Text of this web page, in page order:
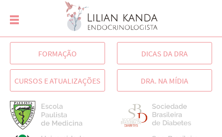
FORMAÇÃO DICAS DA DRA
CURSOS E ATUALIZAÇÕES DRA. NA MÍDIA